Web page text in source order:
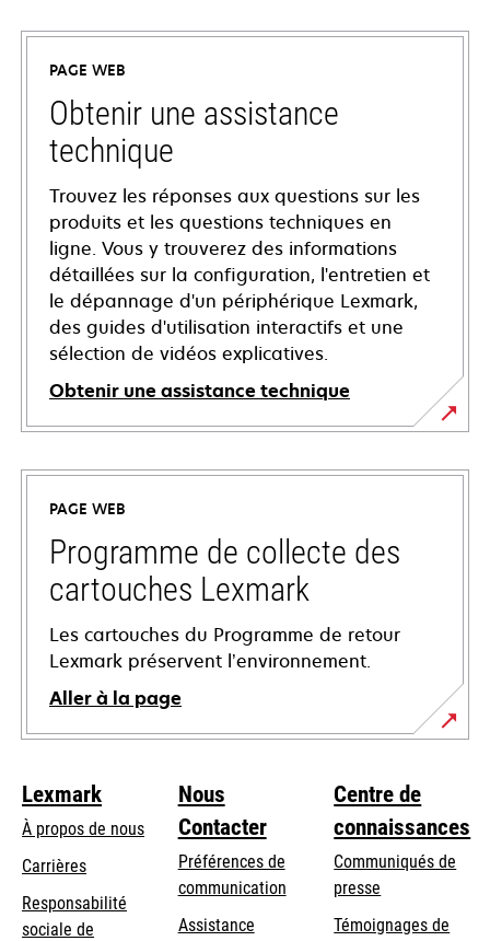
PAGE WEB
Obtenir une assistance
technique
Trouvez les réponses aux questions sur les
produits et les questions techniques en
ligne. Vous y trouverez des informations
détaillées sur la configuration, l'entretien et
le dépannage d'un périphérique Lexmark,
des guides d'utilisation interactifs et une
sélection de vidéos explicatives.
Obtenir une assistance technique
s’ouvre
dans
nouvel
onglet
PAGE WEB
Programme de collecte des
cartouches Lexmark
Les cartouches du Programme de retour
Lexmark préservent l’environnement.
Aller à la page
Lexmark
À propos de nous
Carrières
s’ouvre
dans
Responsabilité
sociale de
Nous
Contacter
Préférences de
communication
s’ouvre
Assistance
Centre de
connaissances
Communiqués de
presse
Témoignages de